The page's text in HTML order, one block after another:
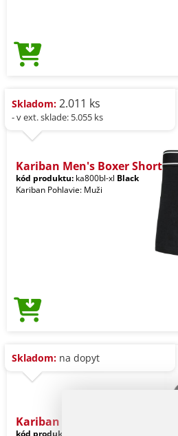
Skladom: 2.011 ks
- v ext. sklade: 5.055 ks
Kariban Men's Boxer Short
kód produktu: ka800bl-xl Black
Kariban Pohlavie: Muži
Skladom: na dopyt
Kariban Men's Short-sleev